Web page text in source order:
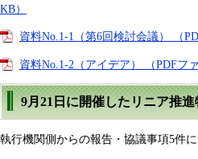
KB）
資料No.1-1（第6回検討会議） （
資料No.1-2（アイデア） （PDFフ
9月21日に開催したリニア推
執行機関側からの報告・協議事項5件